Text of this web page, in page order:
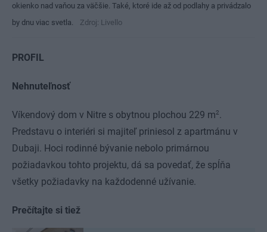
okienko nad vaňou za väčšie. Také, ktoré ide až od podlahy a privádzalo
by dnu viac svetla.
Zdroj: Livello
PROFIL
Nehnuteľnosť
Víkendový dom v Nitre s obytnou plochou 229 m2.
Predstavu o interiéri si majiteľ priniesol z apartmánu v
Dubaji. Hoci rodinné bývanie nebolo primárnou
požiadavkou tohto projektu, dá sa povedať, že spĺňa
všetky požiadavky na každodenné užívanie.
Prečítajte si tiež